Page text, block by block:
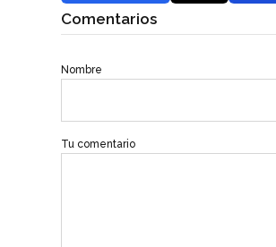
Comentarios
Nombre
Tu comentario